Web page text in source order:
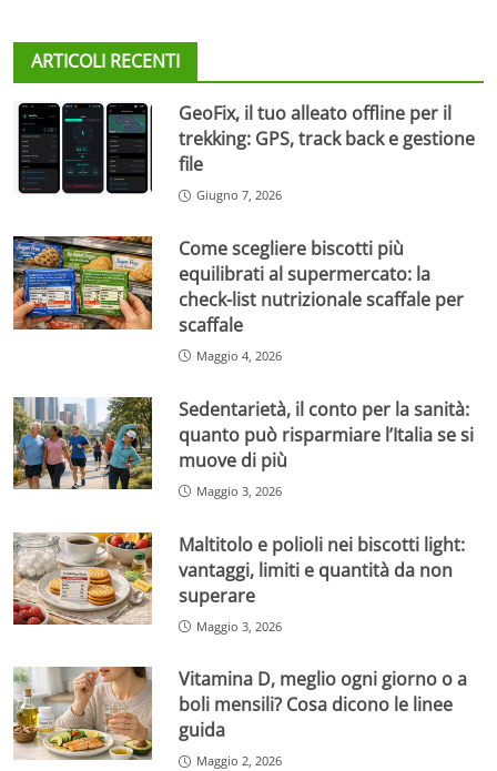
ARTICOLI RECENTI
GeoFix, il tuo alleato offline per il
trekking: GPS, track back e gestione
file
Giugno 7, 2026
Come scegliere biscotti più
equilibrati al supermercato: la
check-list nutrizionale scaffale per
scaffale
Maggio 4, 2026
Sedentarietà, il conto per la sanità:
quanto può risparmiare l’Italia se si
muove di più
Maggio 3, 2026
Maltitolo e polioli nei biscotti light:
vantaggi, limiti e quantità da non
superare
Maggio 3, 2026
Vitamina D, meglio ogni giorno o a
boli mensili? Cosa dicono le linee
guida
Maggio 2, 2026